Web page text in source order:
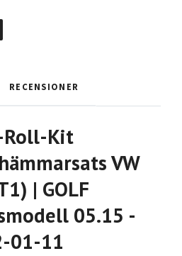
RECENSIONER
Roll-Kit
VW
| GOLF
05.15 -
01-11